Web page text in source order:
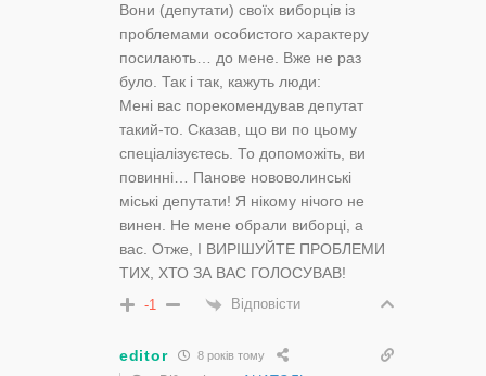
Вони (депутати) своїх виборців із
проблемами особистого характеру
посилають… до мене. Вже не раз
було. Так і так, кажуть люди:
Мені вас порекомендував депутат
такий-то. Сказав, що ви по цьому
спеціалізуєтесь. То допоможіть, ви
повинні… Панове нововолинські
міські депутати! Я нікому нічого не
винен. Не мене обрали виборці, а
вас. Отже, І ВИРІШУЙТЕ ПРОБЛЕМИ
ТИХ, ХТО ЗА ВАС ГОЛОСУВАВ!
-1 Відповісти
editor 8 років тому